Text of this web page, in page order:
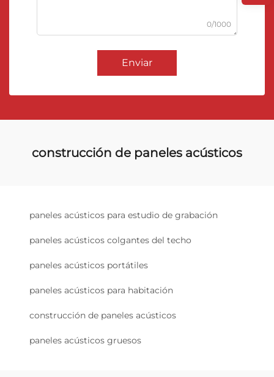
0/1000
Enviar
construcción de paneles acústicos
paneles acústicos para estudio de grabación
paneles acústicos colgantes del techo
paneles acústicos portátiles
paneles acústicos para habitación
construcción de paneles acústicos
paneles acústicos gruesos